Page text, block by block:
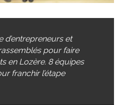
d’entrepreneurs et
pour faire
en Lozère. 8 équipes
franchir l’étape